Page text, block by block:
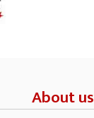
About us